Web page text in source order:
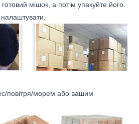
мішок, а потім упакуйте його.
повітря/морем або вашим